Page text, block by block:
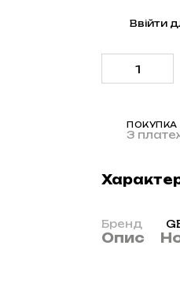
Ввійти
3
Бренд
Опис